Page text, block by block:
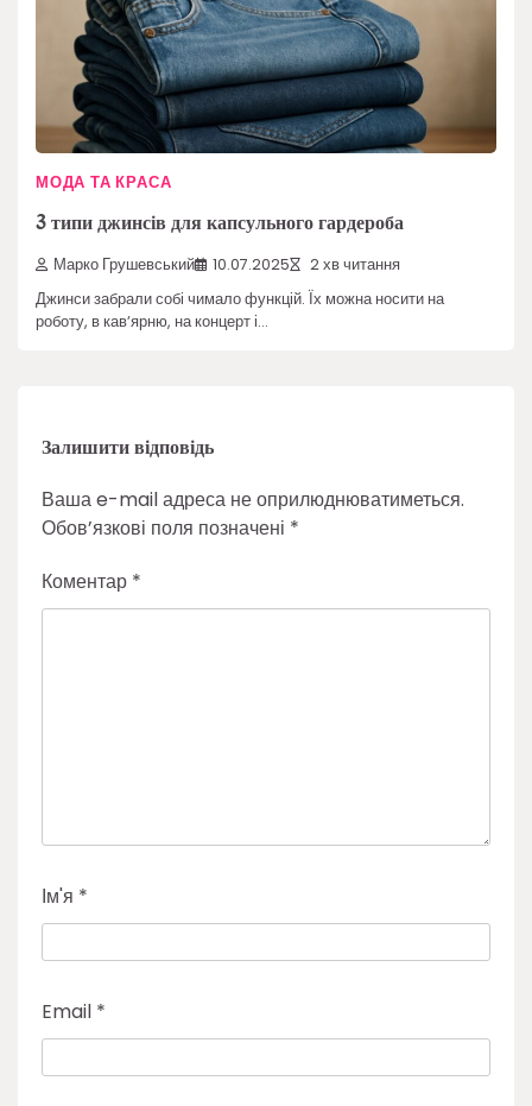
МОДА ТА КРАСА
3 типи джинсів для капсульного гардероба
Марко Грушевський 10.07.2025 2 хв читання
Джинси забрали собі чимало функцій. Їх можна носити на
роботу, в кавʼярню, на концерт і…
Залишити відповідь
Ваша e-mail адреса не оприлюднюватиметься.
Обов’язкові поля позначені *
Коментар *
Ім'я *
Email *